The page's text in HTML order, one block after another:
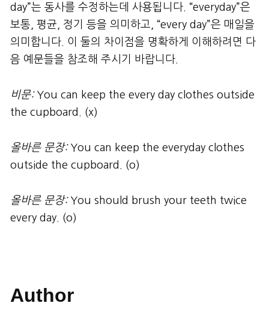
day”는 동사를 수정하는데 사용됩니다. “everyday”은
보통, 평균, 정기 등을 의미하고, “every day”은 매일을
의미합니다. 이 둘의 차이점을 명확하게 이해하려면 다
음 예문들을 참조해 주시기 바랍니다.
비문:You can keep the every day clothes outside
the cupboard. (x)
올바른 문장:You can keep the everyday clothes
outside the cupboard. (o)
올바른 문장:You should brush your teeth twice
every day. (o)
Author